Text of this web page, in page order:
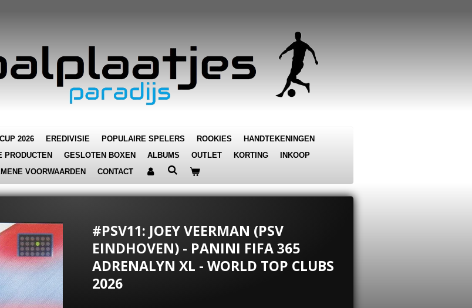
2026 EREDIVISIE POPULAIRE SPELERS ROOKIES
HANDTEKENINGEN
PRODUCTEN GESLOTEN BOXEN ALBUMS OUTLET KORTING
INKOOP
VOORWAARDEN CONTACT
#PSV11: JOEY VEERMAN (PSV
EINDHOVEN) - PANINI FIFA 365
ADRENALYN XL - WORLD TOP CLUBS
2026